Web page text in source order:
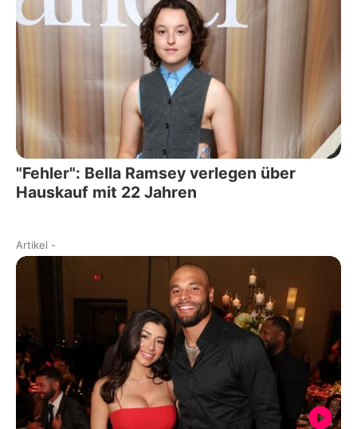
"Fehler": Bella Ramsey verlegen über
Hauskauf mit 22 Jahren
Artikel -